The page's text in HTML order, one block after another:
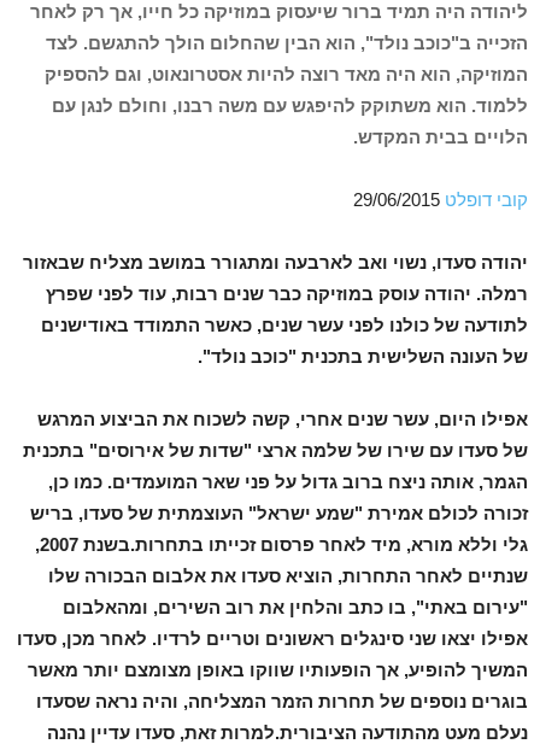
ליהודה היה תמיד ברור שיעסוק במוזיקה כל חייו, אך רק לאחר
הזכייה ב"כוכב נולד", הוא הבין שהחלום הולך להתגשם. לצד
המוזיקה, הוא היה מאד רוצה להיות אסטרונאוט, וגם להספיק
ללמוד. הוא משתוקק להיפגש עם משה רבנו, וחולם לנגן עם
הלויים בבית המקדש.
קובי דופלט
יהודה סעדו, נשוי ואב לארבעה ומתגורר במושב מצליח שבאזור
רמלה. יהודה עוסק במוזיקה כבר שנים רבות, עוד לפני שפרץ
לתודעה של כולנו לפני עשר שנים, כאשר התמודד באודישנים
של העונה השלישית בתכנית "כוכב נולד".
אפילו היום, עשר שנים אחרי, קשה לשכוח את הביצוע המרגש
של סעדו עם שירו של שלמה ארצי "שדות של אירוסים" בתכנית
הגמר, אותה ניצח ברוב גדול על פני שאר המועמדים. כמו כן,
זכורה לכולם אמירת "שמע ישראל" העוצמתית של סעדו, בריש
גלי וללא מורא, מיד לאחר פרסום זכייתו בתחרות.בשנת 2007,
שנתיים לאחר התחרות, הוציא סעדו את אלבום הבכורה שלו
"עירום באתי", בו כתב והלחין את רוב השירים, ומהאלבום
אפילו יצאו שני סינגלים ראשונים וטריים לרדיו. לאחר מכן, סעדו
המשיך להופיע, אך הופעותיו שווקו באופן מצומצם יותר מאשר
בוגרים נוספים של תחרות הזמר המצליחה, והיה נראה שסעדו
נעלם מעט מהתודעה הציבורית.למרות זאת, סעדו עדיין נהנה